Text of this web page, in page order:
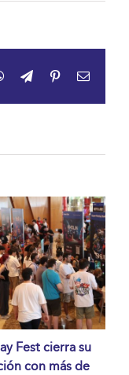
WhatsApp
TelegramPinterestCorreo
Fest cierra su
con más de